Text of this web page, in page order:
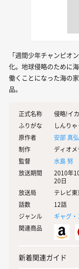
「週間少年チャンピオ
化。地球侵略のために
働くことになった海の
品。
正式名称
侵略!イ
ふりがな
しんり
原作者
安部 真弘
制作
ディオ
監督
水島 努
放送期間
2010年
20日
放送局
テレビ東
話数
12話
ジャンル
ギャグ・
関連商品
新着関連ガイド